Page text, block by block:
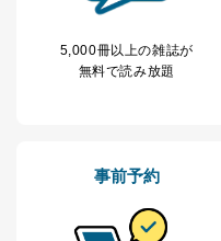
く書面等については、
■電話による場合
TEL:0570-200-223
株式会社富士山マガジ
■電子メールによる場合
B.開示等の対応に際し
5,000冊以上の雑誌が
無料で読み放題
事前予約